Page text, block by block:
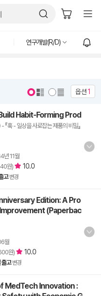
연구개발(R/D)
옵션1
Habit-Forming Prod
- 『훅 - 일상을 사로잡는 제품의 비밀』
년 11월
원) 10.0
고 변경
Edition: A Pro
(Paperbac
월
원) 10.0
고 변경
MedTech Innovation :